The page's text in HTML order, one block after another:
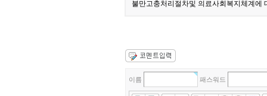
불만고충처리절차및 의료사회복지체계에
이름 패스워드